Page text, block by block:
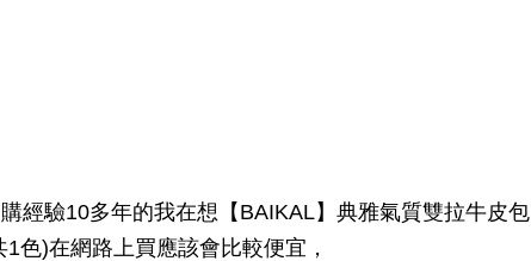
經驗10多年的我在想【BAIKAL】典雅氣質雙拉牛皮包
1色)在網路上買應該會比較便宜，